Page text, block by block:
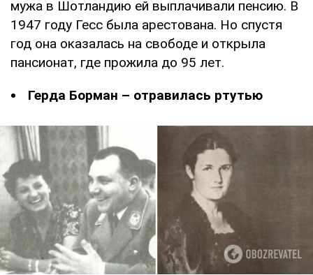
мужа в Шотландию ей выплачивали пенсию. В
1947 году Гесс была арестована. Но спустя
год она оказалась на свободе и открыла
пансионат, где прожила до 95 лет.
Герда Борман – отравилась ртутью